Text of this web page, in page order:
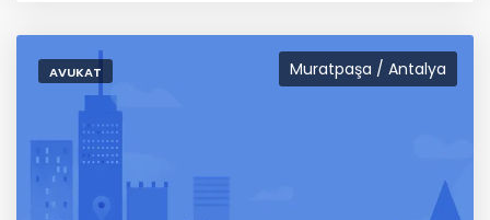
Muratpaşa / Antalya
AVUKAT